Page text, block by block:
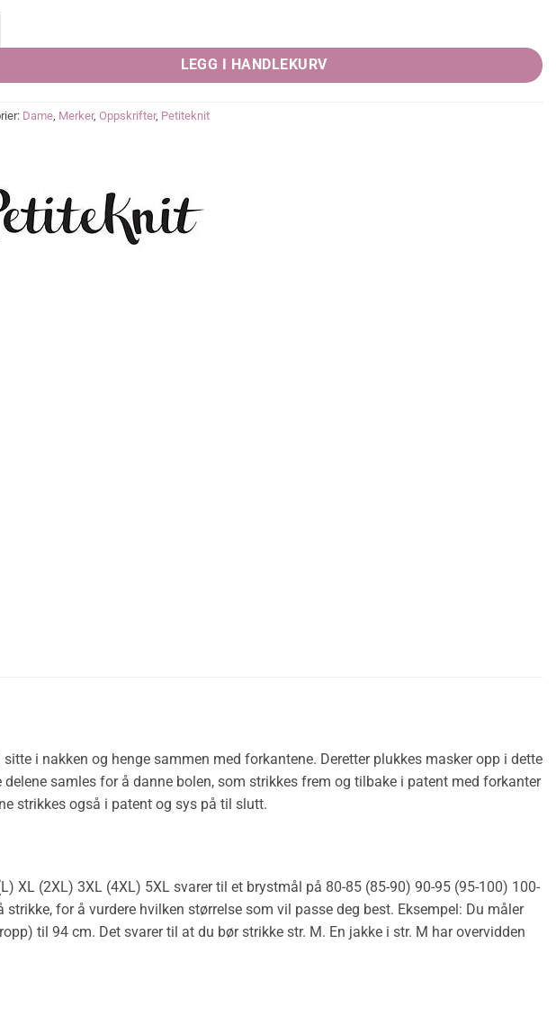
Jacket quantity
LEGG I HANDLEKURV
Dame, Merker, Oppskrifter, Petiteknit
i nakken og henge sammen med forkantene. Deretter plukkes masker opp i dette
samles for å danne bolen, som strikkes frem og tilbake i patent med forkanter
strikkes også i patent og sys på til slutt.
XL (2XL) 3XL (4XL) 5XL svarer til et brystmål på 80-85 (85-90) 90-95 (95-100) 100-
for å vurdere hvilken størrelse som vil passe deg best. Eksempel: Du måler
til 94 cm. Det svarer til at du bør strikke str. M. En jakke i str. M har overvidden